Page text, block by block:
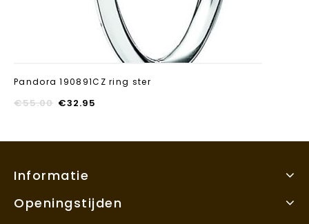
Pandora 190891CZ ring ster
€55.00 €32.95
Informatie
Openingstijden